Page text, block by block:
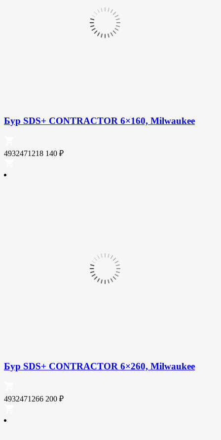
Бур SDS+ CONTRACTOR 6×160, Milwaukee
4932471218 140 ₽
Бур SDS+ CONTRACTOR 6×260, Milwaukee
4932471266 200 ₽